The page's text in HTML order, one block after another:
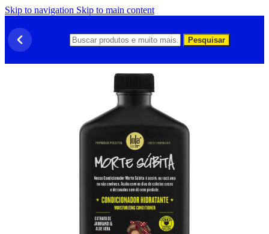
Skip to navigation Skip to main content
Pesquisar